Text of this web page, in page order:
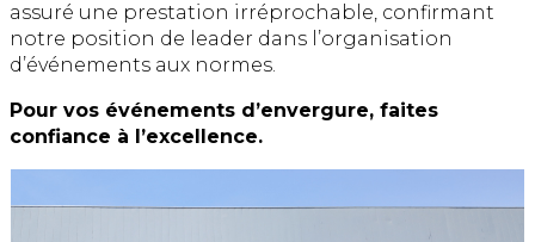
assuré une prestation irréprochable, confirmant
notre position de leader dans l’organisation
d’événements aux normes.
Pour vos événements d’envergure, faites
confiance à l’excellence.